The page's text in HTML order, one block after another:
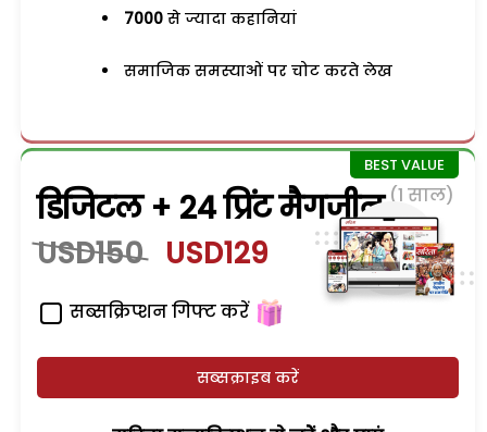
7000 से ज्यादा कहानियां
समाजिक समस्याओं पर चोट करते लेख
डिजिटल + 24 प्रिंट मैगजीन (1 साल)
USD150 USD129
सब्सक्रिप्शन गिफ्ट करें
सब्सक्राइब करें